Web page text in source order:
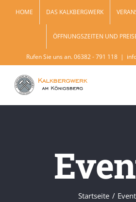
HOME DAS KALKBERGWERK
ÖFFNUNGSZEITEN UND
Rufen Sie uns an. 06382 - 791 118 |
Startseite